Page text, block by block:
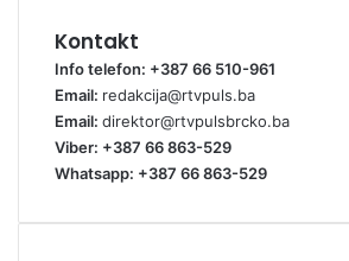
Kontakt
Info telefon: +387 66 510-961
Email: redakcija@rtvpuls.ba
Email: direktor@rtvpulsbrcko.ba
Viber: +387 66 863-529
Whatsapp: +387 66 863-529